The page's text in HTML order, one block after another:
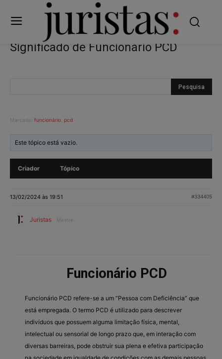
Significado de Funcionário PCD
Marcado: funcionário pcd
Este tópico está vazio.
Criador Tópico
13/02/2024 às 19:51 #334405
Juristas Mestre
Funcionário PCD
Funcionário PCD refere-se a um “Pessoa com Deficiência” que
está empregada. O termo PCD é utilizado para descrever
indivíduos que possuem alguma limitação física, mental,
intelectual ou sensorial de longo prazo que, em interação com
diversas barreiras, pode obstruir sua plena e efetiva participação